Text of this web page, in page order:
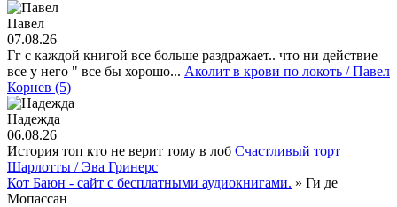
Павел
07.08.26
Гг с каждой книгой все больше раздражает.. что ни действие
все у него " все бы хорошо... Аколит в крови по локоть / Павел
Корнев (5)
Надежда
06.08.26
История топ кто не верит тому в лоб Счастливый торт
Шарлотты / Эва Гринерс
Кот Баюн - сайт с бесплатными аудиокнигами. » Ги де
Мопассан